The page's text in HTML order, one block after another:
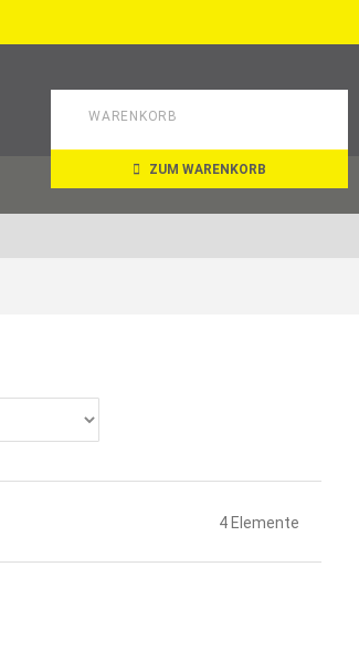
WARENKORB
ZUM WARENKORB
4 Elemente